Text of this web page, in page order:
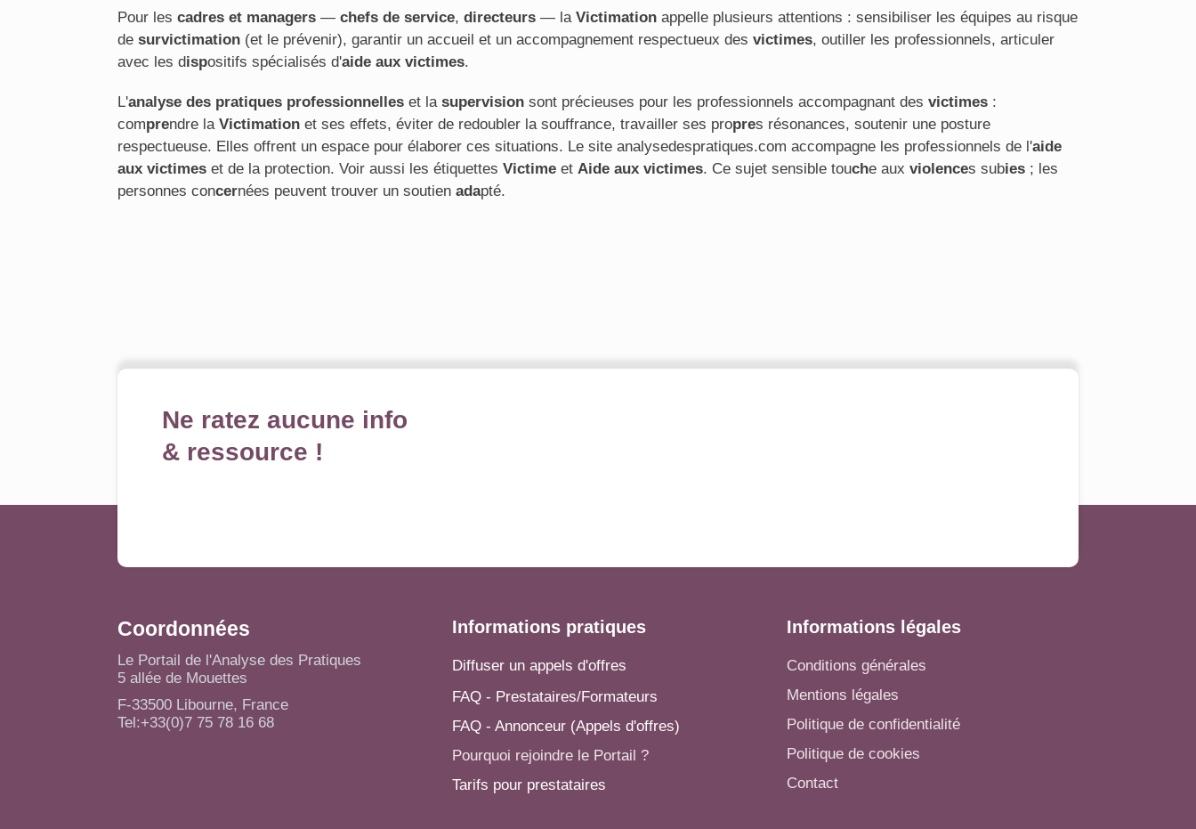
Pour les cadres et managers — chefs de service, directeurs — la Victimation appelle plusieurs attentions : sensibiliser les équipes au risque
de survictimation (et le prévenir), garantir un accueil et un accompagnement respectueux des victimes, outiller les professionnels, articuler
avec les dispositifs spécialisés d'aide aux victimes.
L'analyse des pratiques professionnelles et la supervision sont précieuses pour les professionnels accompagnant des victimes :
comprendre la Victimation et ses effets, éviter de redoubler la souffrance, travailler ses propres résonances, soutenir une posture
respectueuse. Elles offrent un espace pour élaborer ces situations. Le site analysedespratiques.com accompagne les professionnels de l'aide
aux victimes et de la protection. Voir aussi les étiquettes Victime et Aide aux victimes. Ce sujet sensible touche aux violences subies ; les
personnes concernées peuvent trouver un soutien adapté.
Ne ratez aucune info
& ressource !
Coordonnées
Le Portail de l'Analyse des Pratiques
5 allée de Mouettes
F-33500 Libourne, France
Tel:+33(0)7 75 78 16 68
Informations pratiques
Diffuser un appels d'offres
FAQ - Prestataires/Formateurs
FAQ - Annonceur (Appels d'offres)
Pourquoi rejoindre le Portail ?
Tarifs pour prestataires
Informations légales
Conditions générales
Mentions légales
Politique de confidentialité
Politique de cookies
Contact